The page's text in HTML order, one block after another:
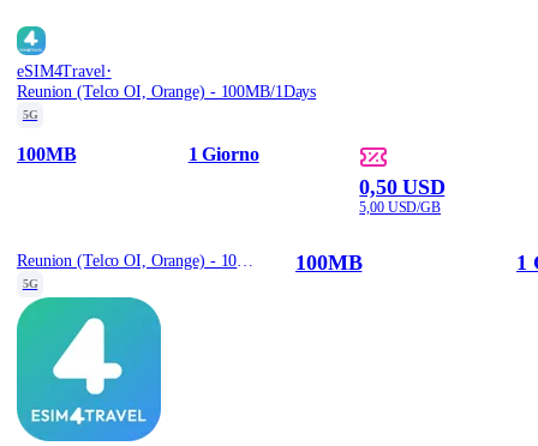
eSIM4Travel ·
Reunion (Telco OI, Orange) - 100MB/1Days
5G
100MB 1 Giorno
0,50 USD
5,00 USD/GB
5G
100MB 1